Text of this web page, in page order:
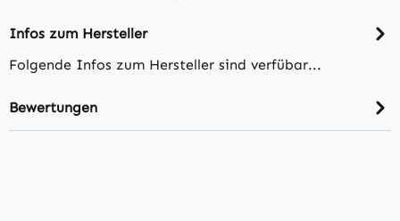
Infos zum Hersteller
Folgende Infos zum Hersteller sind verfübar...
Bewertungen